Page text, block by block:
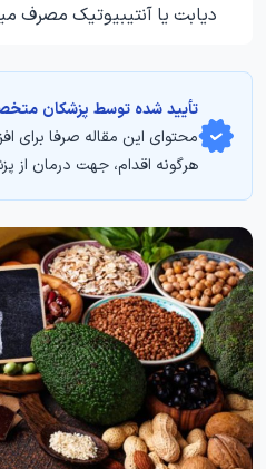
دیابت یا آنتیبیوتیک مصرف
تأیید‌‌‌‌‌‌‌ شده توسط پزشکان
محتوای این مقاله صرفا برای
هرگونه اقدام، جهت درمان از